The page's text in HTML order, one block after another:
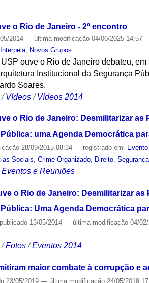
o Rio de Janeiro - 2º encontro
2014— última modificação 04/06/2025 14:57
Novos Grupos
ouve o Rio de Janeiro debateu,
Institucional da Segurança
Soares.
/Vídeos /Vídeos 2014
o Rio de Janeiro: Desmilitarizar
uma Agenda Democrática
28/09/2015 08:34— registrado em:
Sociais,Crime Organizado, Direito,
Eventos e Reuniões
o Rio de Janeiro: Desmilitarizar
Uma Agenda Democrática
publicado 13/05/2014— última modificação 04/
/Fotos /Eventos 2014
maior combate à corrupção e
23/05/2019— última modificação 24/05/2019